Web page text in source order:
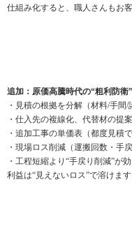
仕組み化すると、職人さんもお
追加：原価高騰時代の“粗利防衛”
・見積の根拠を分解（材料/手間/
・仕入先の複線化、代替材の提
・追加工事の単価表（都度見積
・現場ロス削減（運搬回数・手
・工程短縮より“手戻り削減”が効
利益は“見えないロス”で溶けます